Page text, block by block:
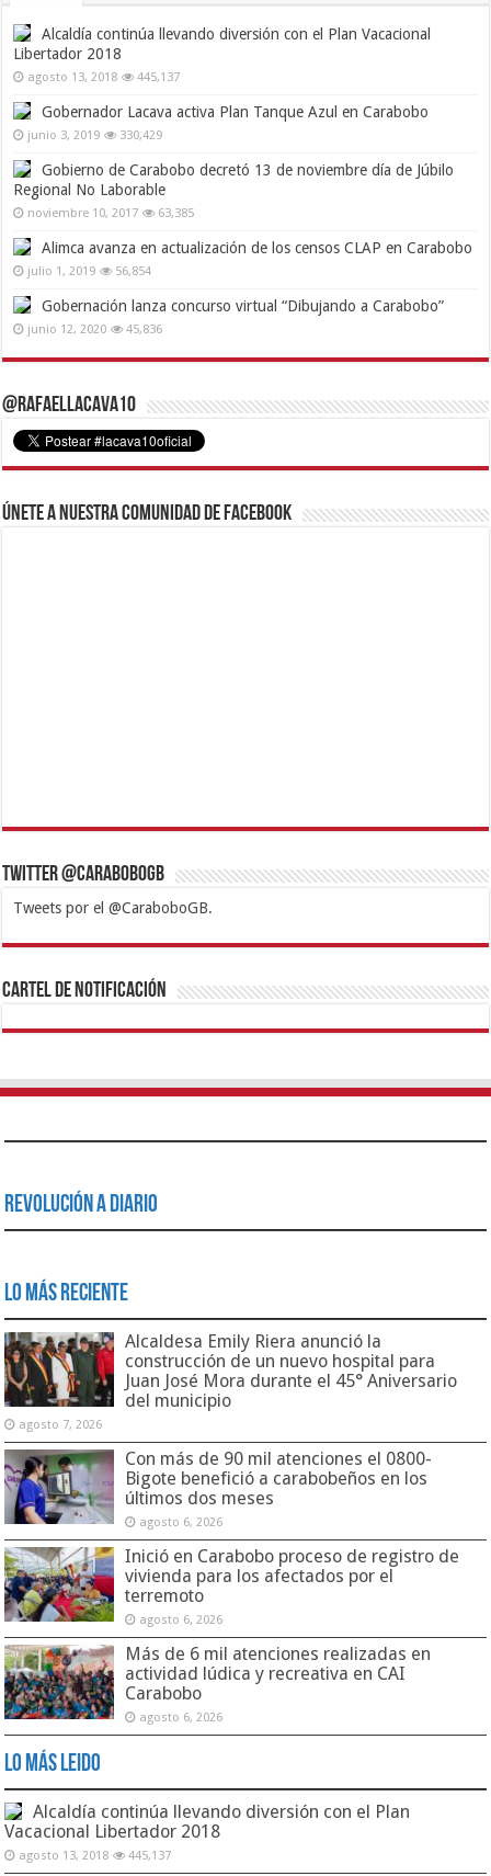
Alcaldía continúa llevando diversión con el Plan Vacacional
Libertador 2018
agosto 13, 2018 445,137
Gobernador Lacava activa Plan Tanque Azul en Carabobo
junio 3, 2019 330,429
Gobierno de Carabobo decretó 13 de noviembre día de Júbilo
Regional No Laborable
noviembre 10, 2017 63,385
Alimca avanza en actualización de los censos CLAP en Carabobo
julio 1, 2019 56,854
Gobernación lanza concurso virtual “Dibujando a Carabobo”
junio 12, 2020 45,836
@RafaelLacava10
Únete a nuestra comunidad de Facebook
Twitter @CaraboboGB
Tweets por el @CaraboboGB.
1xbetBetturkeyBetistKralbetSupertotobetTipobetMatadorbetMariobet
https://mvbcasino.com/
Cartel de Notificación
Revolución a Diario
Lo Más Reciente
Alcaldesa Emily Riera anunció la
construcción de un nuevo hospital para
Juan José Mora durante el 45° Aniversario
del municipio
agosto 7, 2026
Con más de 90 mil atenciones el 0800-
Bigote benefició a carabobeños en los
últimos dos meses
agosto 6, 2026
Inició en Carabobo proceso de registro de
vivienda para los afectados por el
terremoto
agosto 6, 2026
Más de 6 mil atenciones realizadas en
actividad lúdica y recreativa en CAI
Carabobo
agosto 6, 2026
Lo Más Leido
Alcaldía continúa llevando diversión con el Plan
Vacacional Libertador 2018
agosto 13, 2018 445,137